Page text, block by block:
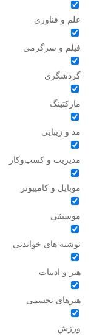
علم و فناوری
فیلم و سرگرمی
گردشگری
مارکتینگ
مد و زیبایی
مدیریت و کسب‌وکار
موبایل و کامپیوتر
موسیقی
نوشته های خواندنی
هنر و ادبیات
هنرهای تجسمی
ورزش